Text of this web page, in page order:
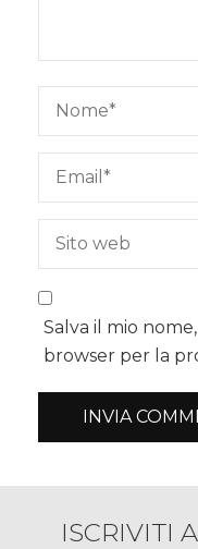
Salva il mio
browser per la
ISCRIVITI